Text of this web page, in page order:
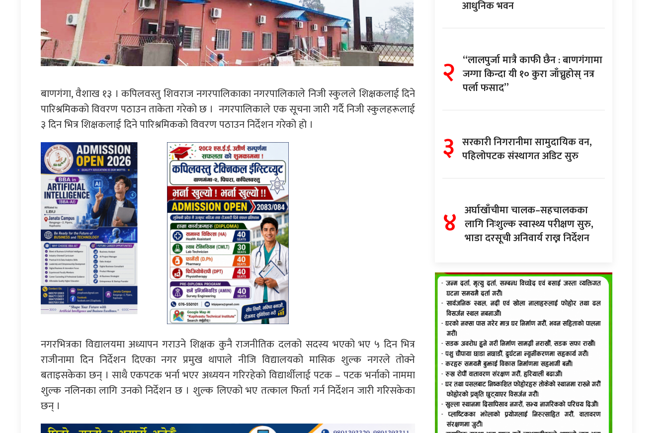
बाणगंगा, वैशाख १३ । कपिलवस्तु शिवराज नगरपालिकाका नगरपालिकाले निजी स्कुलले शिक्षकलाई दिने
पारिश्रमिकको विवरण पठाउन ताकेता गरेको छ । नगरपालिकाले एक सूचना जारी गर्दै निजी स्कुलहरूलाई
३ दिन भित्र शिक्षकलाई दिने पारिश्रमिकको विवरण पठाउन निर्देशन गरेको हो ।
नगरभित्रका विद्यालयमा अध्यापन गराउने शिक्षक कुनै राजनीतिक दलको सदस्य भएको भए ५ दिन भित्र
राजीनामा दिन निर्देशन दिएका नगर प्रमुख थापाले नीजि विद्यालयको मासिक शुल्क नगरले तोक्ने
बताइसकेका छन् । साथै एकपटक भर्ना भएर अध्ययन गरिरहेको विद्यार्थीलाई पटक – पटक भर्नाको नाममा
शुल्क नलिनका लागि उनको निर्देशन छ । शुल्क लिएको भए तत्काल फिर्ता गर्न निर्देशन जारी गरिसकेका
छन् ।
आधुनिक भवन
२ “लालपुर्जा मात्रै काफी छैन : बाणगंगामा
जग्गा किन्दा यी १० कुरा जाँच्नुहोस् नत्र
पर्ला फसाद”
३ सरकारी निगरानीमा सामुदायिक वन,
पहिलोपटक संस्थागत अडिट सुरु
४ अर्घाखाँचीमा चालक–सहचालकका
लागि निःशुल्क स्वास्थ्य परीक्षण सुरु,
भाडा दरसूची अनिवार्य राख्न निर्देशन